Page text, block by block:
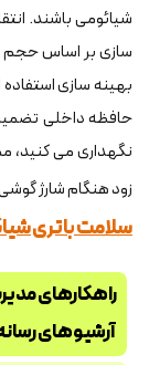
شیائومی باشند.
سازی بر اساس حجم
بهینه سازی
حافظه داخلی
نگهداری می کنید،
زود هنگام شارژ
سلامت باتری
راهکارهای
آرشیوهای